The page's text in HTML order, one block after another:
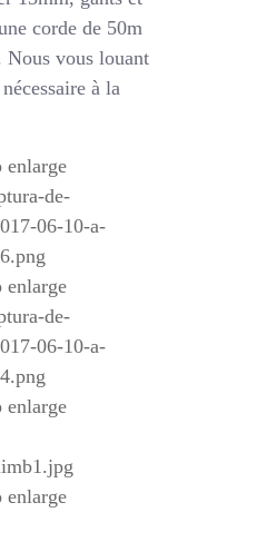
corde de 50m
Nous vous louant
à la